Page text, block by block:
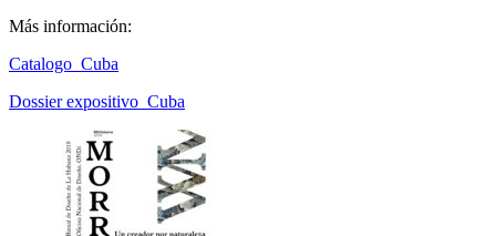
Más información:
Catalogo_Cuba
Dossier expositivo_Cuba